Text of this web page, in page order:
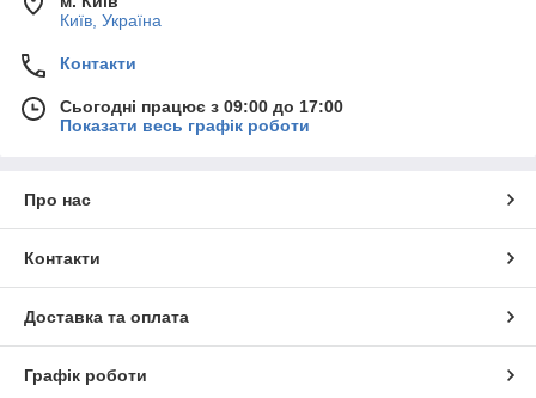
Київ, Україна
Контакти
Сьогодні працює з 09:00 до 17:00
Показати весь графік роботи
Про нас
Контакти
Доставка та оплата
Графік роботи